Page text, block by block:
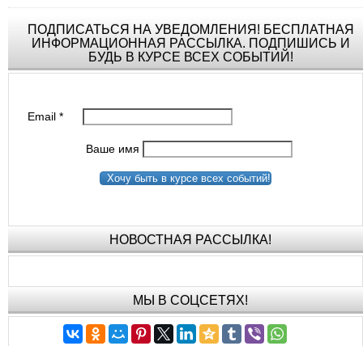
ПОДПИСАТЬСЯ НА УВЕДОМЛЕНИЯ! БЕСПЛАТНАЯ
ИНФОРМАЦИОННАЯ РАССЫЛКА. ПОДПИШИСЬ И
БУДЬ В КУРСЕ ВСЕХ СОБЫТИЙ!
Email*
Ваше имя
Хочу быть в курсе всех событий!
НОВОСТНАЯ РАССЫЛКА!
МЫ В СОЦСЕТЯХ!